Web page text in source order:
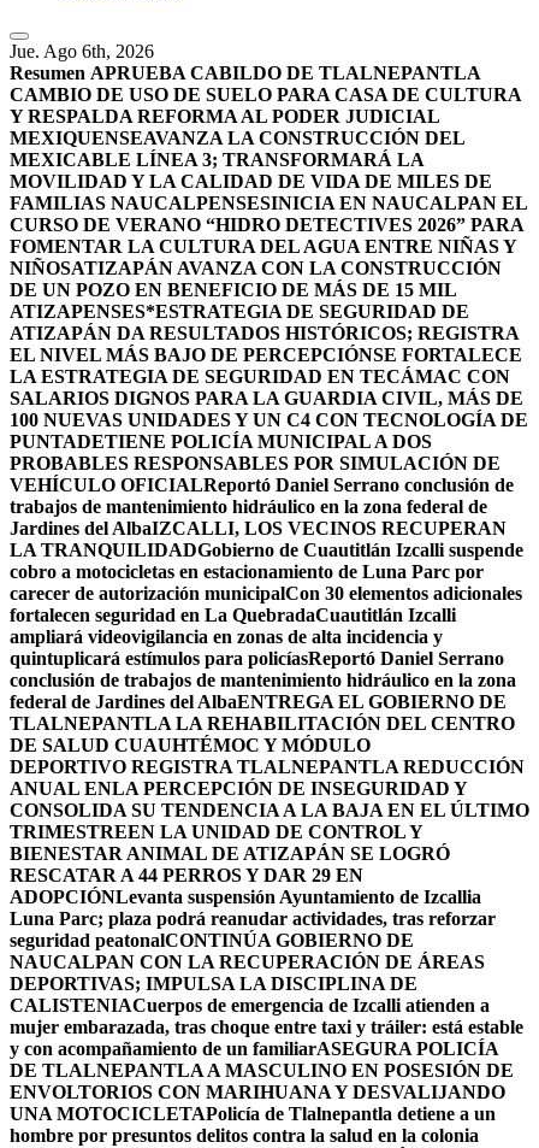
Jue. Ago 6th, 2026
Resumen APRUEBA CABILDO DE TLALNEPANTLA
CAMBIO DE USO DE SUELO PARA CASA DE CULTURA
Y RESPALDA REFORMA AL PODER JUDICIAL
MEXIQUENSEAVANZA LA CONSTRUCCIÓN DEL
MEXICABLE LÍNEA 3; TRANSFORMARÁ LA
MOVILIDAD Y LA CALIDAD DE VIDA DE MILES DE
FAMILIAS NAUCALPENSESINICIA EN NAUCALPAN EL
CURSO DE VERANO “HIDRO DETECTIVES 2026” PARA
FOMENTAR LA CULTURA DEL AGUA ENTRE NIÑAS Y
NIÑOSATIZAPÁN AVANZA CON LA CONSTRUCCIÓN
DE UN POZO EN BENEFICIO DE MÁS DE 15 MIL
ATIZAPENSES*ESTRATEGIA DE SEGURIDAD DE
ATIZAPÁN DA RESULTADOS HISTÓRICOS; REGISTRA
EL NIVEL MÁS BAJO DE PERCEPCIÓNSE FORTALECE
LA ESTRATEGIA DE SEGURIDAD EN TECÁMAC CON
SALARIOS DIGNOS PARA LA GUARDIA CIVIL, MÁS DE
100 NUEVAS UNIDADES Y UN C4 CON TECNOLOGÍA DE
PUNTADETIENE POLICÍA MUNICIPAL A DOS
PROBABLES RESPONSABLES POR SIMULACIÓN DE
VEHÍCULO OFICIALReportó Daniel Serrano conclusión de
trabajos de mantenimiento hidráulico en la zona federal de
Jardines del AlbaIZCALLI, LOS VECINOS RECUPERAN
LA TRANQUILIDADGobierno de Cuautitlán Izcalli suspende
cobro a motocicletas en estacionamiento de Luna Parc por
carecer de autorización municipalCon 30 elementos adicionales
fortalecen seguridad en La QuebradaCuautitlán Izcalli
ampliará videovigilancia en zonas de alta incidencia y
quintuplicará estímulos para policíasReportó Daniel Serrano
conclusión de trabajos de mantenimiento hidráulico en la zona
federal de Jardines del AlbaENTREGA EL GOBIERNO DE
TLALNEPANTLA LA REHABILITACIÓN DEL CENTRO
DE SALUD CUAUHTÉMOC Y MÓDULO
DEPORTIVO REGISTRA TLALNEPANTLA REDUCCIÓN
ANUAL ENLA PERCEPCIÓN DE INSEGURIDAD Y
CONSOLIDA SU TENDENCIA A LA BAJA EN EL ÚLTIMO
TRIMESTREEN LA UNIDAD DE CONTROL Y
BIENESTAR ANIMAL DE ATIZAPÁN SE LOGRÓ
RESCATAR A 44 PERROS Y DAR 29 EN
ADOPCIÓNLevanta suspensión Ayuntamiento de Izcallia
Luna Parc; plaza podrá reanudar actividades, tras reforzar
seguridad peatonalCONTINÚA GOBIERNO DE
NAUCALPAN CON LA RECUPERACIÓN DE ÁREAS
DEPORTIVAS; IMPULSA LA DISCIPLINA DE
CALISTENIACuerpos de emergencia de Izcalli atienden a
mujer embarazada, tras choque entre taxi y tráiler: está estable
y con acompañamiento de un familiarASEGURA POLICÍA
DE TLALNEPANTLA A MASCULINO EN POSESIÓN DE
ENVOLTORIOS CON MARIHUANA Y DESVALIJANDO
UNA MOTOCICLETAPolicía de Tlalnepantla detiene a un
hombre por presuntos delitos contra la salud en la colonia